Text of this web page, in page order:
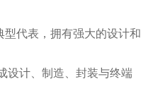
型代表，拥有强大的设计和
设计、制造、封装与终端